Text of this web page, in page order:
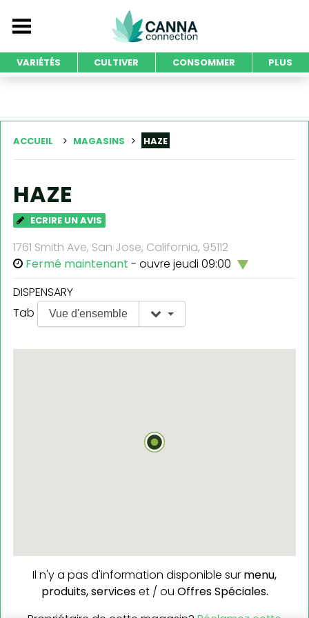
VARIÉTÉS CULTIVER CONSOMMER PLUS
ACCUEIL MAGASINS HAZE
HAZE
ECRIRE UN AVIS
1761 Smith Ave, San Jose, California, 95112
Fermé maintenant - ouvre jeudi 09:00
DISPENSARY
Tab
Vue d'ensemble
Il n'y a pas d'information disponible sur menu,
produits,serviceset / ou Offres Spéciales.